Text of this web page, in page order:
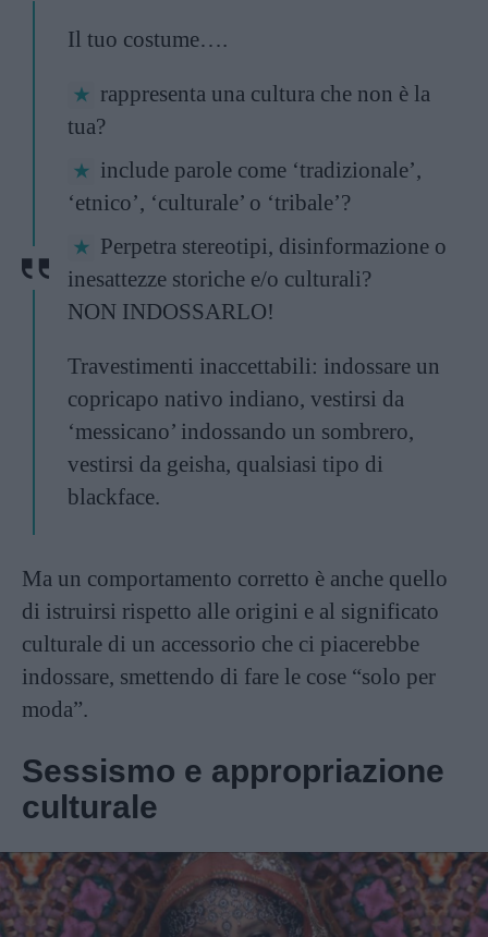
Il tuo costume….
rappresenta una cultura che non è la
tua?
include parole come ‘tradizionale’,
‘etnico’, ‘culturale’ o ‘tribale’?
Perpetra stereotipi, disinformazione o
inesattezze storiche e/o culturali?
NON INDOSSARLO!
Travestimenti inaccettabili: indossare un
copricapo nativo indiano, vestirsi da
‘messicano’ indossando un sombrero,
vestirsi da geisha, qualsiasi tipo di
blackface.
Ma un comportamento corretto è anche quello
di istruirsi rispetto alle origini e al significato
culturale di un accessorio che ci piacerebbe
indossare, smettendo di fare le cose “solo per
moda”.
Sessismo e appropriazione
culturale